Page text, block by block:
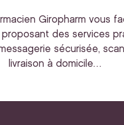
Giropharm vous
des services
sécurisée,
livraison à domicile…